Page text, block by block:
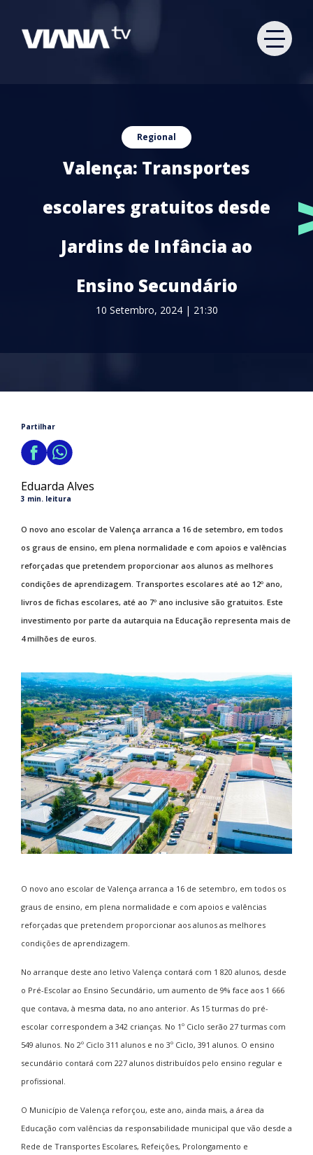
Regional
Valença: Transportes
escolares gratuitos desde
Jardins de Infância ao
Ensino Secundário
10 Setembro, 2024 | 21:30
Partilhar
Eduarda Alves
3 min. leitura
O novo ano escolar de Valença arranca a 16 de setembro, em todos
os graus de ensino, em plena normalidade e com apoios e valências
reforçadas que pretendem proporcionar aos alunos as melhores
condições de aprendizagem. Transportes escolares até ao 12º ano,
livros de fichas escolares, até ao 7º ano inclusive são gratuitos. Este
investimento por parte da autarquia na Educação representa mais de
4 milhões de euros.
O novo ano escolar de Valença arranca a 16 de setembro, em todos os
graus de ensino, em plena normalidade e com apoios e valências
reforçadas que pretendem proporcionar aos alunos as melhores
condições de aprendizagem.
No arranque deste ano letivo Valença contará com 1 820 alunos, desde
o Pré-Escolar ao Ensino Secundário, um aumento de 9% face aos 1 666
que contava, à mesma data, no ano anterior. As 15 turmas do pré-
escolar correspondem a 342 crianças. No 1º Ciclo serão 27 turmas com
549 alunos. No 2º Ciclo 311 alunos e no 3º Ciclo, 391 alunos. O ensino
secundário contará com 227 alunos distribuídos pelo ensino regular e
profissional.
O Município de Valença reforçou, este ano, ainda mais, a área da
Educação com valências da responsabilidade municipal que vão desde a
Rede de Transportes Escolares, Refeições, Prolongamento e